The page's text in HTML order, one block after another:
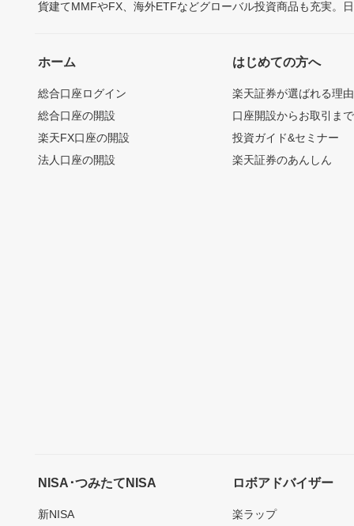
貨建てMMFやFX、海外ETFなどグローバル投資商品も充実。
ホーム
総合口座ログイン
総合口座の開設
楽天FX口座の開設
法人口座の開設
はじめての方へ
楽天証券が選ばれる理由
口座開設からお取引ま
投資ガイド&セミナー
楽天証券のあんしん
NISA･つみたてNISA
新NISA
ロボアドバイザー
楽ラップ